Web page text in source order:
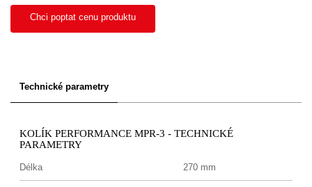
Chci poptat cenu produktu
Technické parametry
KOLÍK PERFORMANCE MPR-3 - TECHNICKÉ
PARAMETRY
Délka 270 mm